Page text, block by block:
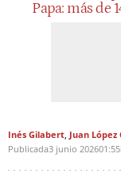
Papa: más de
Inés Gilabert Juan López
Publicada3 junio 2026